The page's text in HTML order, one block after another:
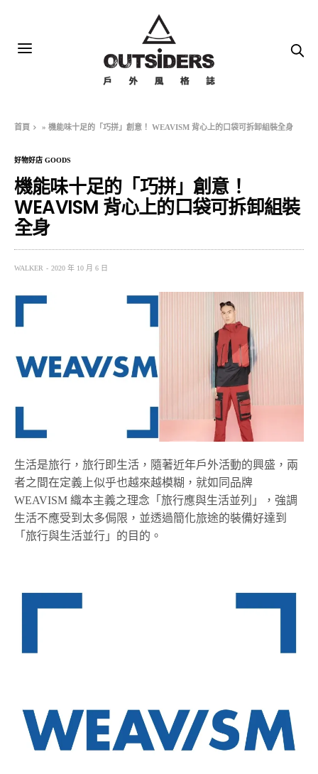
首頁 »機能味十足的「巧拼」創意！ WEAVISM 背心上的口袋可拆卸組裝全身
好物好店 GOODS
機能味十足的「巧拼」創意！
WEAVISM 背心上的口袋可拆卸組裝
全身
WALKER 2020 年 10 月 6 日
生活是旅行，旅行即生活，隨著近年戶外活動的興盛，兩
者之間在定義上似乎也越來越模糊，就如同品牌
WEAVISM 織本主義之理念「旅行應與生活並列」，強調
生活不應受到太多侷限，並透過簡化旅途的裝備好達到
「旅行與生活並行」的目的。